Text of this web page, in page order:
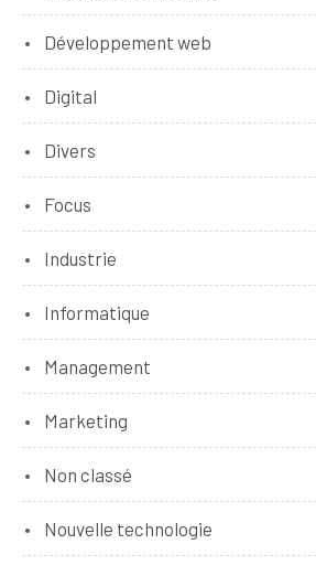
Développement web
Digital
Divers
Focus
Industrie
Informatique
Management
Marketing
Non classé
Nouvelle technologie